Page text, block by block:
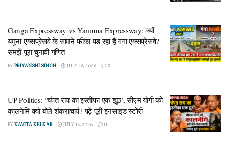
Ganga Expressway vs Yamuna Expressway: क्यों
यमुना एक्सप्रेसवे के सामने फीका पड़ रहा है गंगा एक्सप्रेसवे?
समझें पूरा चुनावी गणित
BYPRIYANSHI SINGH JULY 16, 2026 0
UP Politics: ‘चंपत राय का इस्तीफा एक झूठ’, सीएम योगी को
कालनेमि क्यों बोले शंकराचार्य? पढ़ें पूरी इनसाइड स्टोरी
BYKAVITA KELKAR JULY 16, 2026 0